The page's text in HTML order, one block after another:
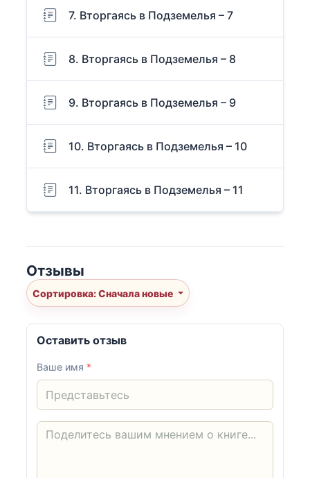
7. Вторгаясь в Подземелья – 7
8. Вторгаясь в Подземелья – 8
9. Вторгаясь в Подземелья – 9
10. Вторгаясь в Подземелья – 10
11. Вторгаясь в Подземелья – 11
Отзывы
Сортировка: Сначала новые
Оставить отзыв
Ваше имя *